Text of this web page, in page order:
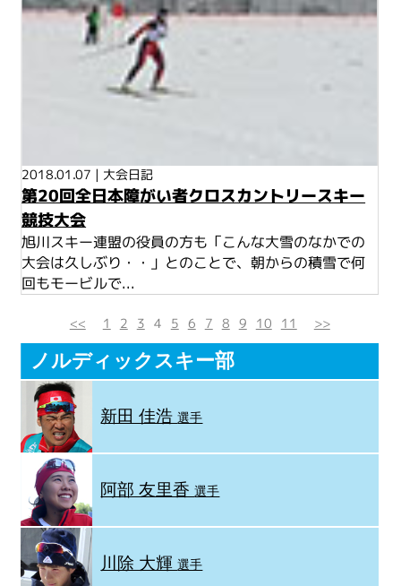
2018.01.07 | 大会日記
第20回全日本障がい者クロスカントリースキー
競技大会
旭川スキー連盟の役員の方も「こんな大雪のなかでの
大会は久しぶり・・」とのことで、朝からの積雪で何
回もモービルで...
<< 1 2 3 4 5 6 7 8 9 10 11 >>
ノルディックスキー部
新田 佳浩選手
阿部 友里香選手
川除 大輝選手